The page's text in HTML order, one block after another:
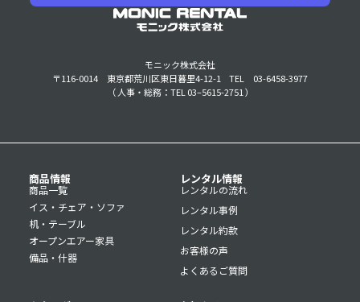
モニック株式会社
〒116-0014 東京都荒川区東日暮里4-12-1
TEL 03-6458-3977
（ 人事・総務：TEL 03–5615-2751 ）
商品情報
商品一覧
イス・チェア・ソファ
机・テーブル
オープンエアー家具
備品・什器
レンタル情報
レンタルの流れ
レンタル事例
レンタル約款
お客様の声
よくあるご質問